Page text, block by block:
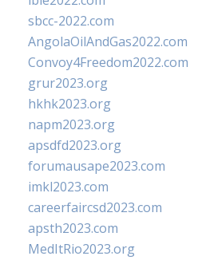
sbcc-2022.com
AngolaOilAndGas2022.com
Convoy4Freedom2022.com
grur2023.org
hkhk2023.org
napm2023.org
apsdfd2023.org
forumausape2023.com
imkl2023.com
careerfaircsd2023.com
apsth2023.com
MedItRio2023.org